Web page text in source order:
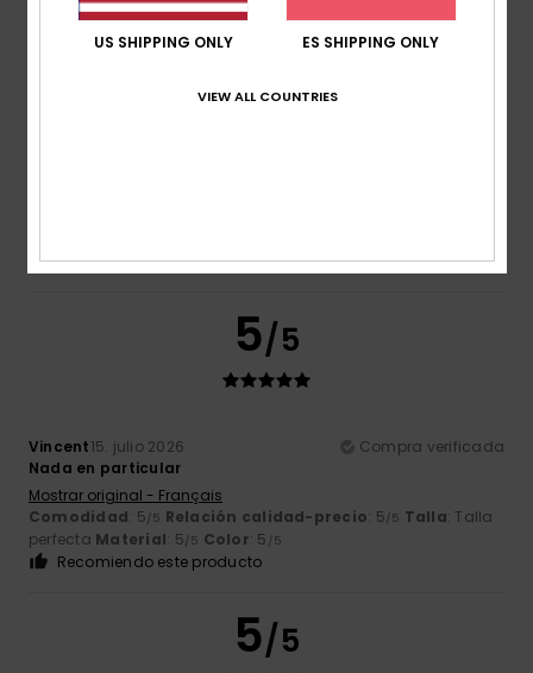
5
Recomiendo este producto
5/5
Vincent15. julio 2026
Compra verificada
Nada en particular
Mostrar original - Français
Comodidad: 5/5 Relación calidad-precio: 5/5 Talla: Talla
perfecta Material: 5/5 Color: 5 /5
Recomiendo este producto
5/5
US SHIPPING ONLY ES SHIPPING ONLY
VIEW ALL COUNTRIES